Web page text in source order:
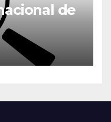
de